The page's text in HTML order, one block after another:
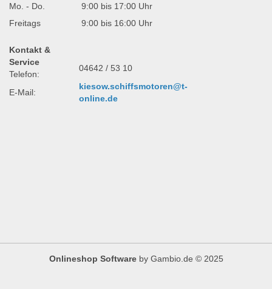
Mo. - Do.
9:00 bis 17:00 Uhr
Freitags
9:00 bis 16:00 Uhr
Kontakt &
Service
Telefon:
04642 / 53 10
E-Mail:
kiesow.schiffsmotoren@t-
online.de
Onlineshop Softwareby Gambio.de © 2025